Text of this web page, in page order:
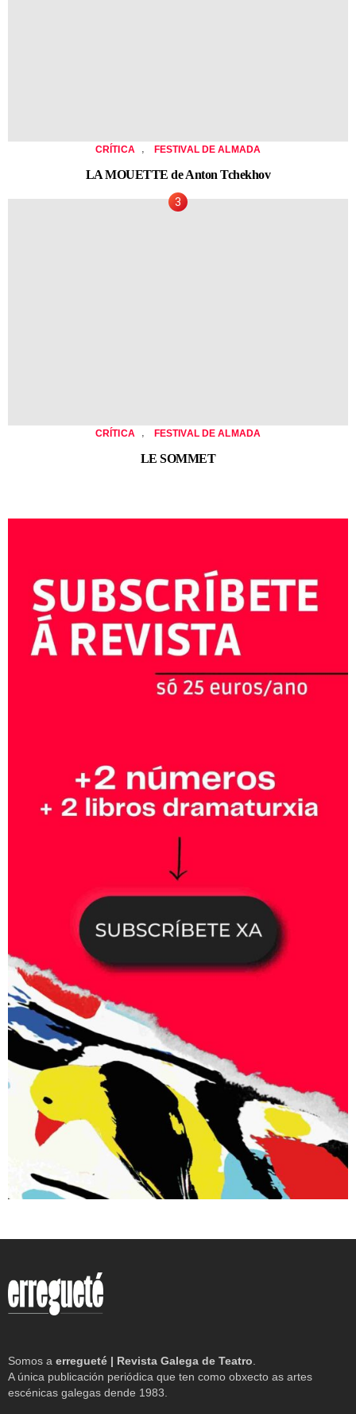
CRÍTICA , FESTIVAL DE ALMADA
LA MOUETTE de Anton Tchekhov
CRÍTICA , FESTIVAL DE ALMADA
LE SOMMET
Somos a erregueté | Revista Galega de Teatro
A única publicación periódica que ten como obxecto as artes
escénicas galegas dende 1983.